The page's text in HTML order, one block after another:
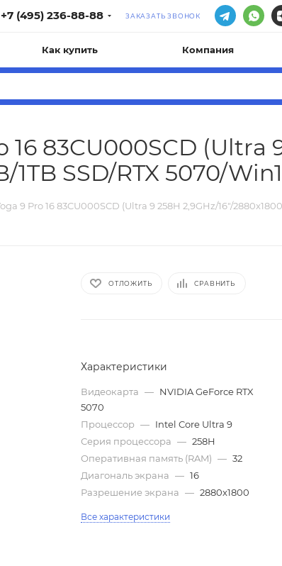
+7 (495) 236-88-88 ЗАКАЗАТЬ ЗВОНОК
Как купить Компания
83CU000SCD (Ultra
SSD/RTX 5070/
9 Pro 16 83CU000SCD (Ultra 9 258H 2,9GHz/16"/
ОТЛОЖИТЬ СРАВНИТЬ
Характеристики
Видеокарта — NVIDIA GeForce RTX
5070
Процессор — Intel Core Ultra 9
Серия процессора — 258H
Оперативная память (RAM) — 32
Диагональ экрана — 16
Разрешение экрана — 2880x1800
Все характеристики